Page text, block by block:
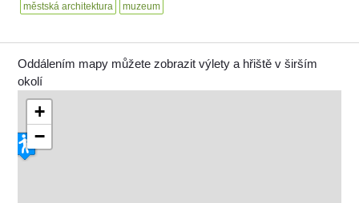
městská architektura muzeum
Oddálením mapy můžete zobrazit výlety a hřiště v širším
okolí
+
−